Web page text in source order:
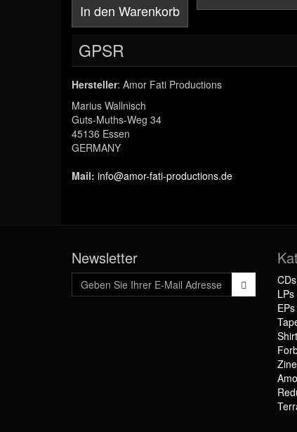
In den Warenkorb
GPSR
Hersteller: Amor Fati Productions
Marius Wallnisch
Guts-Muths-Weg 34
45136 Essen
GERMANY
Mail: info@amor-fati-productions.de
Newsletter
CDs
LPs
EPs